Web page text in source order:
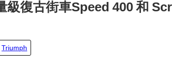
復古街車Speed 400 和
Triumph